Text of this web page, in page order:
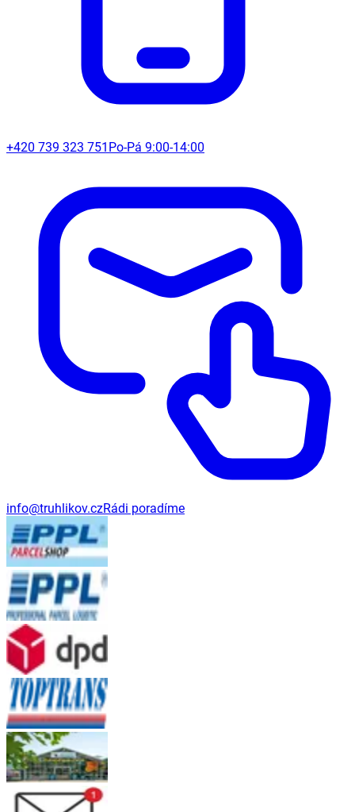
+420 739 323 751 Po-Pá 9:00-14:00
info@truhlikov.czRádi poradíme